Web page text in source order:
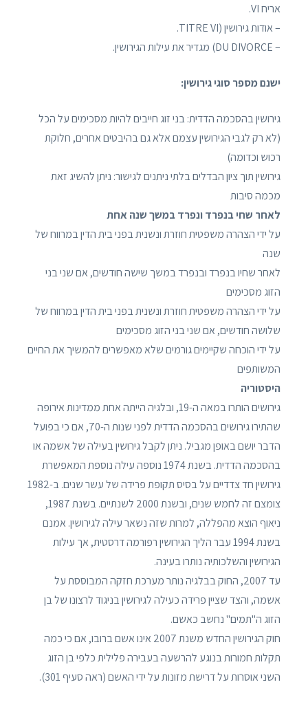
אריח VI.
– אודות גירושין (TITRE VI.
– DU DIVORCE) מגדיר את עילות הגירושין.
ישנם מספר סוגי גירושין:
גירושין בהסכמה הדדית: בני זוג חייבים להיות מסכימים על הכל
(לא רק לגבי הגירושין עצמם אלא גם בהיבטים אחרים, חלוקת
רכוש וכדומה)
גירושין תוך ציון הבדלים בלתי ניתנים לגישור: ניתן להשיג זאת
מכמה סיבות
לאחר שחי בנפרד ונפרד במשך שנה אחת
על ידי הצהרה משפטית חוזרת ונשנית בפני בית הדין במרווח של
שנה
לאחר שחיו בנפרד ובנפרד במשך שישה חודשים, אם שני בני
הזוג מסכימים
על ידי הצהרה משפטית חוזרת ונשנית בפני בית הדין במרווח של
שלושה חודשים, אם שני בני הזוג מסכימים
על ידי הוכחה שקיימים גורמים שלא מאפשרים להמשיך את החיים
המשותפים
היסטוריה
גירושים הותרו במאה ה-19, ובלגיה הייתה אחת ממדינות אירופה
שהתירו גירושים בהסכמה הדדית לפני שנות ה-70, אם כי בפועל
הדבר יושם באופן מגביל. ניתן לקבל גירושין בעילה של אשמה או
בהסכמה הדדית. בשנת 1974 נוספה עילה נוספת המאפשרת
גירושין חד צדדיים על בסיס תקופת פרידה של עשר שנים. ב-1982
צומצם זה לחמש שנים, ובשנת 2000 לשנתיים. בשנת 1987,
ניאוף הוצא מהפללה, למרות שזה נשאר עילה לגירושין. אמנם
בשנת 1994 עבר הליך הגירושין רפורמה דרסטית, אך עילות
הגירושין והשלכותיה נותרו בעינה.
עד 2007, החוק בבלגיה נותר מערכת חזקה המבוססת על
אשמה, והצד שציין פרידה כעילה לגירושין בניגוד לרצונו של בן
הזוג ה"תמים" נחשב כאשם.
חוק הגירושין החדש משנת 2007 אינו אשם ברובו, אם כי כמה
תקלות חמורות בנוגע להרשעה בעבירה פלילית כלפי בן הזוג
השני אוסרות על דרישת מזונות על ידי האשם (ראה סעיף 301).